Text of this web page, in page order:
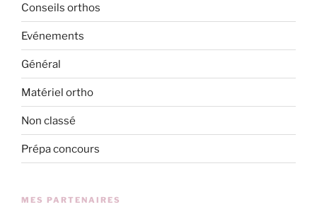
Conseils orthos
Evénements
Général
Matériel ortho
Non classé
Prépa concours
MES PARTENAIRES